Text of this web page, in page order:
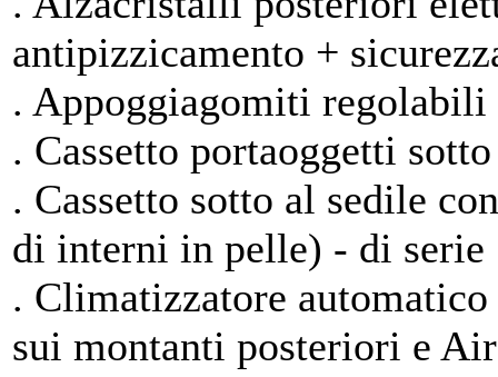
antipizzicamento +
. Appoggiagomiti
. Cassetto portaoggetti
. Cassetto sotto al sedile
di interni in pelle) - di serie
. Climatizzatore
sui montanti posteriori e